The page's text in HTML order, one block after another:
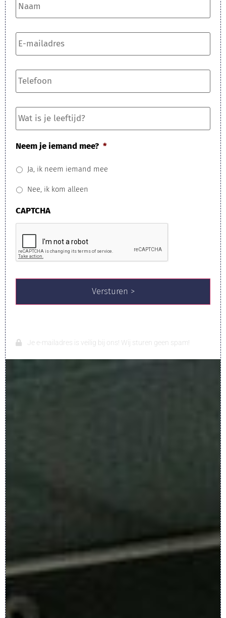
E-
mailadres *
Telefoon *
Wat
is
je
Neem je iemand mee? *
Ja, ik neem iemand mee
Nee, ik kom alleen
CAPTCHA
Je e-mailadres is veilig bij ons! Wij sturen geen spam!